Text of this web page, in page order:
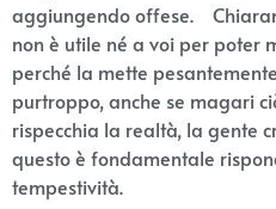
aggiungendo offese.
non è utile né a voi per poter
perché la mette
purtroppo, anche se magari
rispecchia la realtà, la gente
questo è fondamentale
tempestività.